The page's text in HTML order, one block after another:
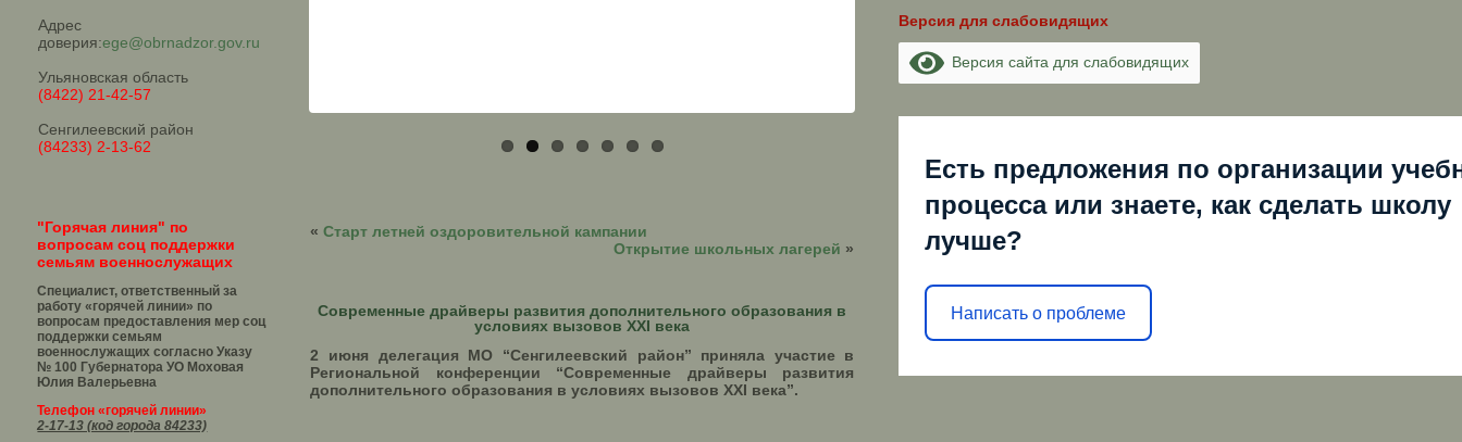
Адрес
доверия:ege@obrnadzor.gov.ru
Ульяновская область
(8422) 21-42-57
Сенгилеевский район
(84233) 2-13-62
"Горячая линия" по
вопросам соц поддержки
семьям военнослужащих
Специалист, ответственный за
работу «горячей линии» по
вопросам предоставления мер соц
поддержки семьям
военнослужащих согласно Указу
№ 100 Губернатора УО Моховая
Юлия Валерьевна
Телефон «горячей линии»
2-17-13 (код города 84233)
«Старт летней оздоровительной кампании
Открытие школьных лагерей »
Современные драйверы развития дополнительного образования в
условиях вызовов XXI века
2 июня делегация МО “Сенгилеевский район” приняла участие в
Региональной конференции “Современные драйверы развития
дополнительного образования в условиях вызовов XXI века”.
Версия для слабовидящих
Версия сайта для слабовидящих
Есть предложения по организации
процесса или знаете, как сделать школу
лучше?
Написать о проблеме